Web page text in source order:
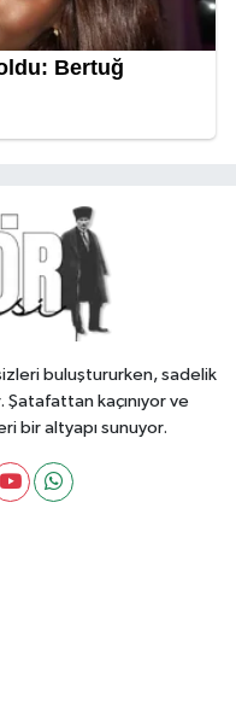
buluştururken, sadelik
kaçınıyor ve
bir altyapı sunuyor.